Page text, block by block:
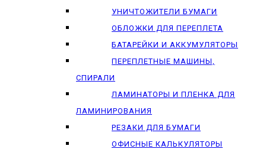
УНИЧТОЖИТЕЛИ БУМАГИ
ОБЛОЖКИ ДЛЯ ПЕРЕПЛЕТА
БАТАРЕЙКИ И АККУМУЛЯТОРЫ
ПЕРЕПЛЕТНЫЕ МАШИНЫ,
СПИРАЛИ
ЛАМИНАТОРЫ И ПЛЕНКА ДЛЯ
ЛАМИНИРОВАНИЯ
РЕЗАКИ ДЛЯ БУМАГИ
ОФИСНЫЕ КАЛЬКУЛЯТОРЫ